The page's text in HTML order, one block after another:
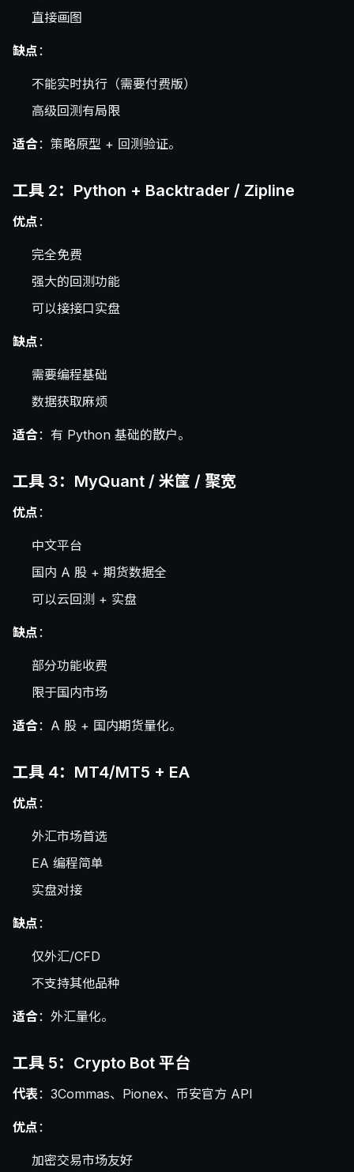
直接画图
缺点：
不能实时执行（需要付费版）
高级回测有局限
适合：策略原型 + 回测验证。
工具 2：Python + Backtrader / Zipline
优点：
完全免费
强大的回测功能
可以接接口实盘
缺点：
需要编程基础
数据获取麻烦
适合：有 Python 基础的散户。
工具 3：MyQuant / 米筐 / 聚宽
优点：
中文平台
国内 A 股 + 期货数据全
可以云回测 + 实盘
缺点：
部分功能收费
限于国内市场
适合：A 股 + 国内期货量化。
工具 4：MT4/MT5 + EA
优点：
外汇市场首选
EA 编程简单
实盘对接
缺点：
仅外汇/CFD
不支持其他品种
适合：外汇量化。
工具 5：Crypto Bot 平台
代表：3Commas、Pionex、币安官方 API
优点：
加密交易市场友好